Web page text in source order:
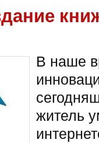
В наше
житель